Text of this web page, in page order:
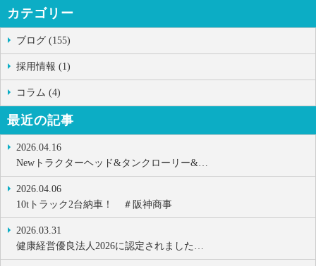
カテゴリー
ブログ (155)
採用情報 (1)
コラム (4)
最近の記事
2026.04.16
Newトラクターヘッド&タンクローリー&…
2026.04.06
10tトラック2台納車！ ＃阪神商事
2026.03.31
健康経営優良法人2026に認定されました…